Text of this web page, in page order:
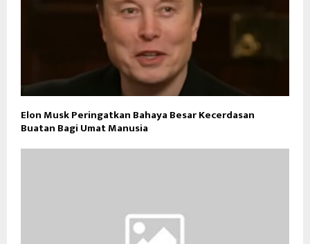
Elon Musk Peringatkan Bahaya Besar Kecerdasan
Buatan Bagi Umat Manusia